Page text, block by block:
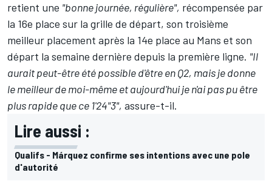
retient une "bonne journée, régulière", récompensée par
la 16e place sur la grille de départ, son troisième
meilleur placement après la 14e place au Mans et son
départ la semaine dernière depuis la première ligne. "Il
aurait peut-être été possible d'être en Q2, mais je donne
le meilleur de moi-même et aujourd'hui je n'ai pas pu être
plus rapide que ce 1'24"3", assure-t-il.
Lire aussi :
Qualifs - Márquez confirme ses intentions avec une pole
d'autorité